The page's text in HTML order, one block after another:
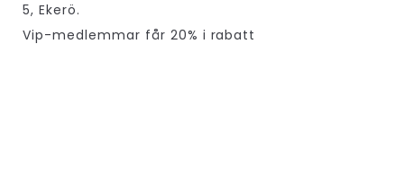
5, Ekerö.
Vip-medlemmar får 20% i rabatt